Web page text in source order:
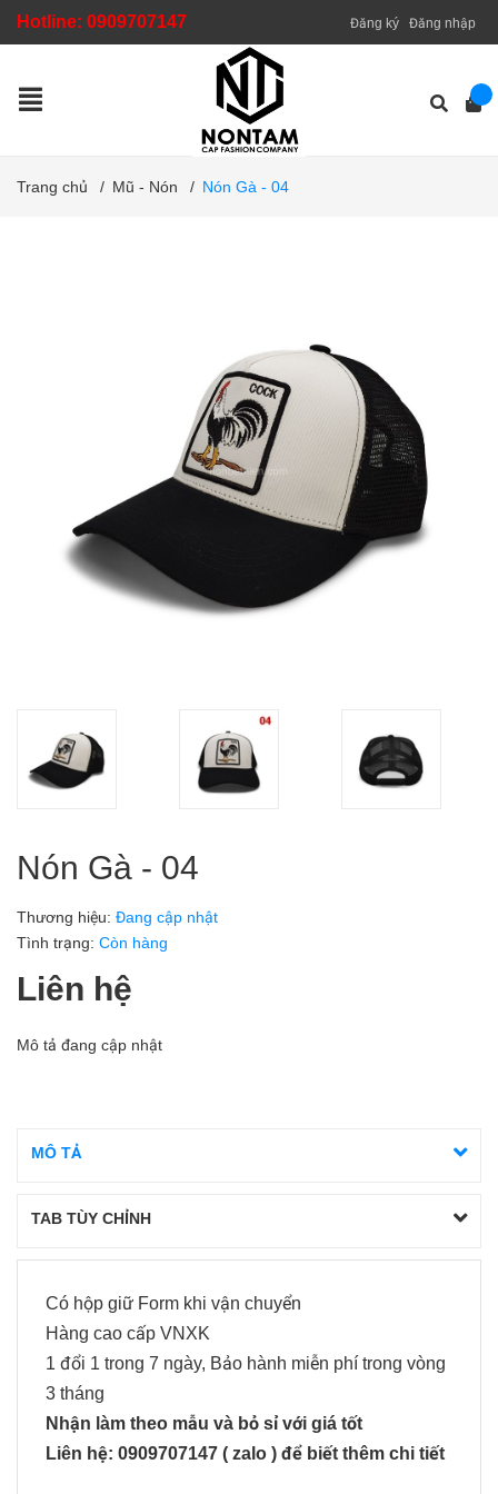
Hotline: 0909707147 Đăng ký Đăng nhập
Trang chủ / Mũ - Nón / Nón Gà - 04
Nón Gà - 04
Thương hiệu: Đang cập nhật
Tình trạng: Còn hàng
Liên hệ
Mô tả đang cập nhật
MÔ TẢ
TAB TÙY CHỈNH
Có hộp giữ Form khi vận chuyển
Hàng cao cấp VNXK
1 đổi 1 trong 7 ngày, Bảo hành miễn phí trong vòng
3 tháng
Nhận làm theo mẫu và bỏ sỉ với giá tốt
Liên hệ: 0909707147 ( zalo ) để biết thêm chi tiết